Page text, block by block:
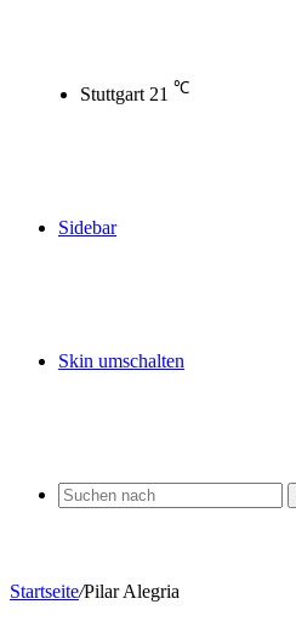
Stuttgart 21 ℃
Sidebar
Skin umschalten
Startseite/Pilar Alegria